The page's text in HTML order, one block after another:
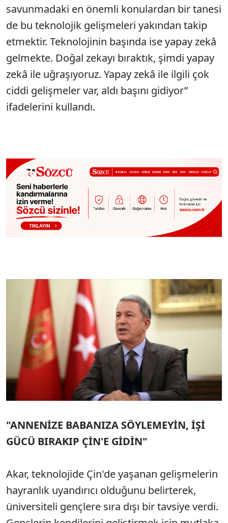
savunmadaki en önemli konulardan bir tanesi
de bu teknolojik gelişmeleri yakından takip
etmektir. Teknolojinin başında ise yapay zekâ
gelmekte. Doğal zekayı bıraktık, şimdi yapay
zekâ ile uğraşıyoruz. Yapay zekâ ile ilgili çok
ciddi gelişmeler var, aldı başını gidiyor”
ifadelerini kullandı.
"ANNENİZE BABANIZA SÖYLEMEYİN, İŞİ
GÜCÜ BIRAKIP ÇİN'E GİDİN"
Akar, teknolojide Çin'de yaşanan gelişmelerin
hayranlık uyandırıcı olduğunu belirterek,
üniversiteli gençlere sıra dışı bir tavsiye verdi.